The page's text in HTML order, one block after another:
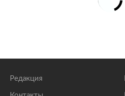
Редакция